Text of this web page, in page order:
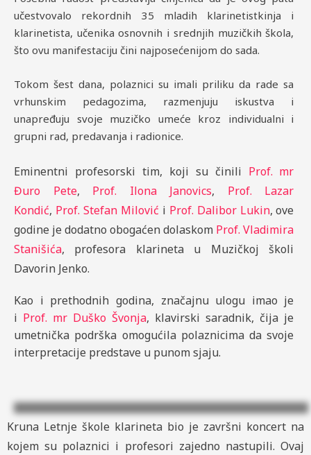
učestvovalo rekordnih 35 mladih klarinetistkinja i
klarinetista, učenika osnovnih i srednjih muzičkih škola,
što ovu manifestaciju čini najposećenijom do sada.
Tokom šest dana, polaznici su imali priliku da rade sa
vrhunskim pedagozima, razmenjuju iskustva i
unapređuju svoje muzičko umeće kroz individualni i
grupni rad, predavanja i radionice.
Eminentni profesorski tim, koji su činili Prof. mr
Đuro Pete, Prof. Ilona Janovics, Prof. Lazar
Kondić, Prof. Stefan Milović i Prof. Dalibor Lukin, ove
godine je dodatno obogaćen dolaskom Prof. Vladimira
Stanišića, profesora klarineta u Muzičkoj školi
Davorin Jenko.
Kao i prethodnih godina, značajnu ulogu imao je
i Prof. mr Duško Švonja, klavirski saradnik, čija je
umetnička podrška omogućila polaznicima da svoje
interpretacije predstave u punom sjaju.
Kruna Letnje škole klarineta bio je završni koncert na
kojem su polaznici i profesori zajedno nastupili. Ovaj